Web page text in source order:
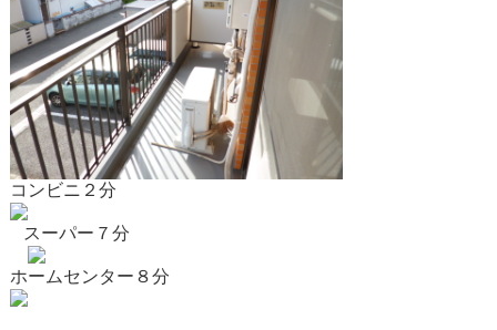
コンビニ２分
スーパー７分
ホームセンター８分